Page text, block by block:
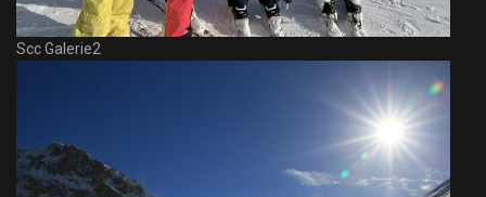
Scc Galerie2